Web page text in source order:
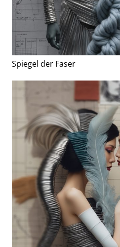
Spiegel der Faser